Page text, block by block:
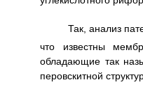
Так, анализ
что известны
обладающие так
перовскитной